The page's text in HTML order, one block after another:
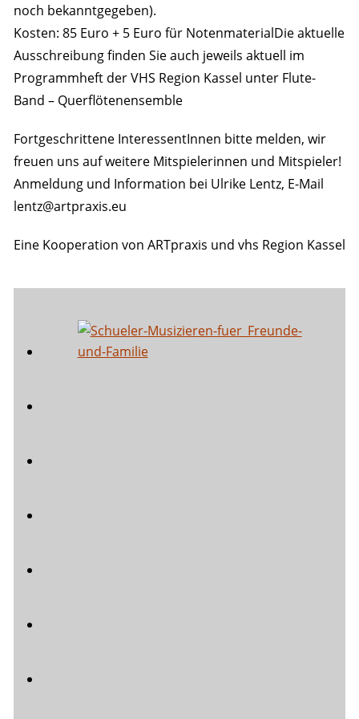
noch bekanntgegeben).
Kosten: 85 Euro + 5 Euro für NotenmaterialDie aktuelle
Ausschreibung finden Sie auch jeweils aktuell im
Programmheft der VHS Region Kassel unter Flute-
Band – Querflötenensemble
Fortgeschrittene InteressentInnen bitte melden, wir
freuen uns auf weitere Mitspielerinnen und Mitspieler!
Anmeldung und Information bei Ulrike Lentz, E-Mail
lentz@artpraxis.eu
Eine Kooperation von ARTpraxis und vhs Region Kassel